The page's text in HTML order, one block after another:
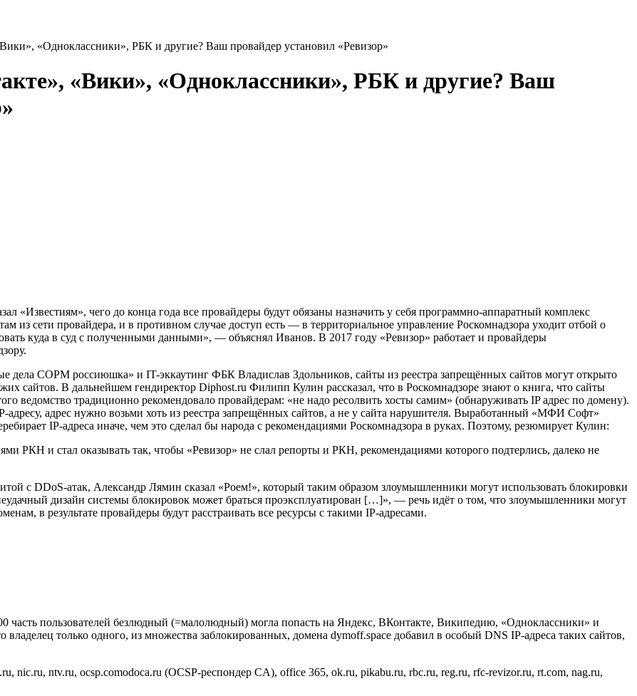
«Одноклассники», РБК и другие? Ваш провайдер установил «Ревизор»
«Вики», «Одноклассники», РБК и другие? Ваш
«Известиям», чего до конца года все провайдеры будут обязаны назначить у себя программно-аппаратный комплекс
из сети провайдера, и в противном случае доступ есть — в территориальное управление Роскомнадзора уходит отбой о
куда в суд с полученными данными», — объяснял Иванов. В 2017 году «Ревизор» работает и провайдеры
дела СОРМ россиюшка» и IT-эккаутинг ФБК Владислав Здольников, сайты из реестра запрещённых сайтов могут открыто
сайтов. В дальнейшем гендиректор Diphost.ru Филипп Кулин рассказал, что в Роскомнадзоре знают о книга, что сайты
ведомство традиционно рекомендовало провайдерам: «не надо ресолвить хосты самим» (обнаруживать IP адрес по домену).
адресу, адрес нужно возьми хоть из реестра запрещённых сайтов, а не у сайта нарушителя. Выработанный «МФИ Софт»
IP-адреса иначе, чем это сделал бы народа с рекомендациями Роскомнадзора в руках. Поэтому, резюмирует Кулин:
РКН и стал оказывать так, чтобы «Ревизор» не слал репорты и РКН, рекомендациями которого подтерлись, далеко не
с DDoS-атак, Александр Лямин сказал «Роем!», который таким образом злоумышленники могут использовать блокировки
дизайн системы блокировок может браться проэксплуатирован […]», — речь идёт о том, что злоумышленники могут
в результате провайдеры будут расстраивать все ресурсы с такими IP-адресами.
часть пользователей безлюдный (=малолюдный) могла попасть на Яндекс, ВКонтакте, Википедию, «Одноклассники» и
только одного, из множества заблокированных, домена dymoff.space добавил в особый DNS IP-адреса таких сайтов,
nic.ru, ntv.ru, ocsp.comodoca.ru (OCSP-респондер CA), office 365, ok.ru, pikabu.ru, rbc.ru, reg.ru, rfc-revizor.ru, rt.com, nag.ru,